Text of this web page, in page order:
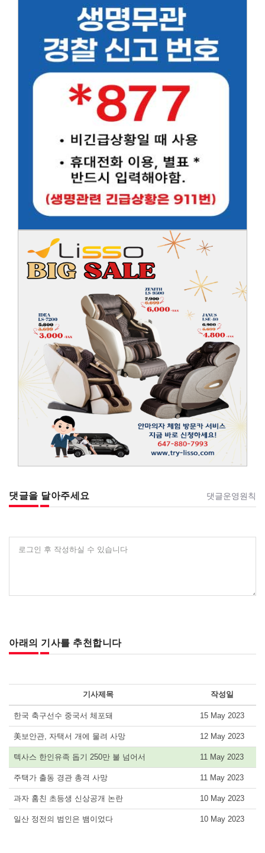
댓글을 달아주세요 댓글운영원칙
로그인 후 작성하실 수 있습니다
아래의 기사를 추천합니다
기사제목 작성일
한국 축구선수 중국서 체포돼 15 May 2023
美보안관, 자택서 개에 물려 사망 12 May 2023
텍사스 한인유족 돕기 250만 불 넘어서 11 May 2023
주택가 출동 경관 총격 사망 11 May 2023
과자 훔친 초등생 신상공개 논란 10 May 2023
일산 정전의 범인은 뱀이었다 10 May 2023